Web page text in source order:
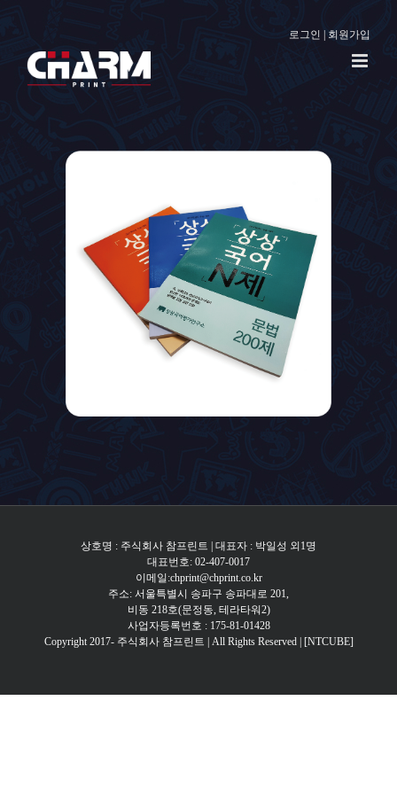
로그인 회원가입
상호명 : 주식회사 참프린트 | 대표자 : 박일성 외1명
대표번호: 02-407-0017
이메일:chprint@chprint.co.kr
주소: 서울특별시 송파구 송파대로 201,
비동 218호(문정동, 테라타워2)
사업자등록번호 : 175-81-01428
Copyright 2017- 주식회사 참프린트 | All Rights Reserved |
[NTCUBE]